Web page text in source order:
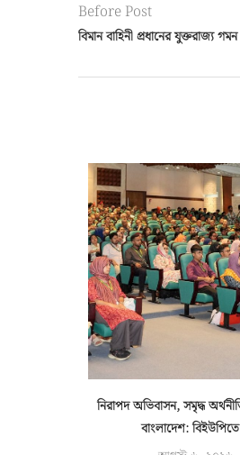
Before Post
বিমান বাহিনী প্রধানের যুক্তরাজ্য গমন
নিরাপদ অভিবাসন, সমৃদ্ধ
বাংলাদেশ: